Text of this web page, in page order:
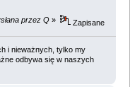
przez Q » Zapisane
i nieważnych, tylko my
odbywa się w naszych